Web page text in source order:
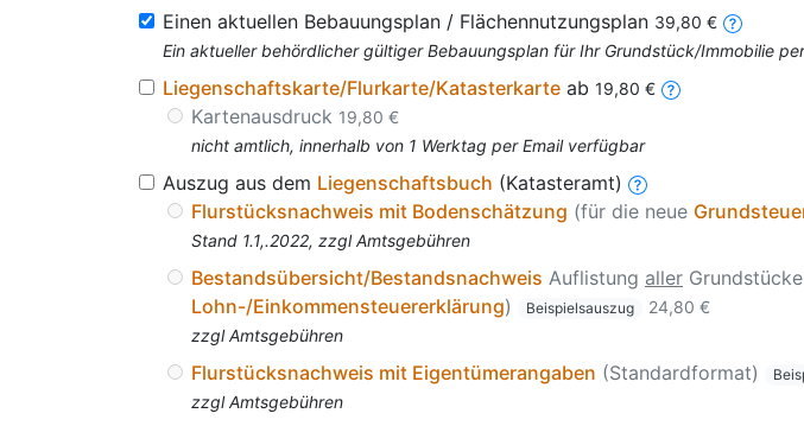
Einen aktuellen Bebauungsplan / Flächennutzungsplan 39,80 €
Ein aktueller behördlicher gültiger Bebauungsplan für Ihr Grundstück/Immobilie
Liegenschaftskarte/Flurkarte/Katasterkarte ab 19,80 €
Kartenausdruck 19,80 €
nicht amtlich, innerhalb von 1 Werktag per Email verfügbar
Auszug aus dem Liegenschaftsbuch (Katasteramt)
Flurstücksnachweis mit Bodenschätzung (für die neue
Stand 1.1,.2022, zzgl Amtsgebühren
Bestandsübersicht/Bestandsnachweis Auflistung aller
Lohn-/Einkommensteuererklärung) Beispielsauszug
24,80 €
zzgl Amtsgebühren
Flurstücksnachweis mit Eigentümerangaben (Standardformat)
zzgl Amtsgebühren